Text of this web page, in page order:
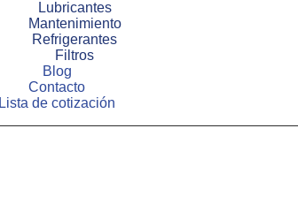
Lubricantes
Mantenimiento
Refrigerantes
Filtros
Blog
Contacto
Lista de cotización